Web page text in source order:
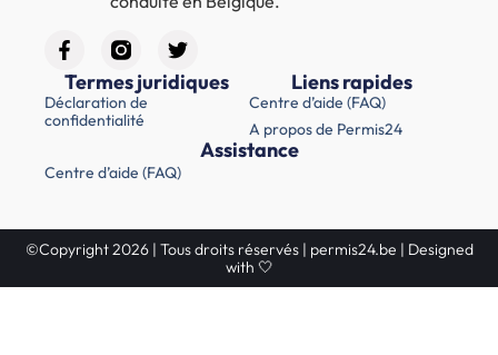
Liens rapides
Centre d’aide (FAQ)
A propos de Permis24
Termes juridiques
Déclaration de
confidentialité
Assistance
Centre d’aide (FAQ)
©Copyright 2026 | Tous droits réservés | permis24.be | Designed
with 🤍